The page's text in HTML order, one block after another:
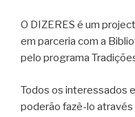
O DIZERES é um
em parceria com a
pelo programa
Todos os interessados
poderão fazê-lo